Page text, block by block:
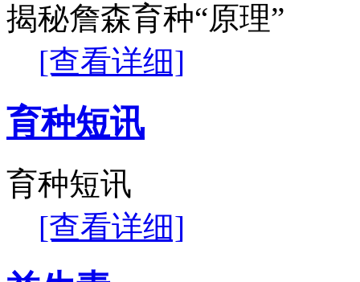
揭秘詹森育种“原理”
[查看详细]
育种短讯
育种短讯
[查看详细]